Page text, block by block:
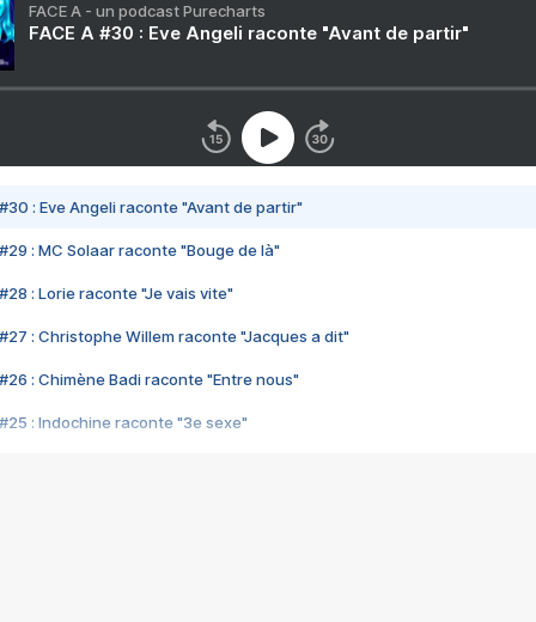
FACE A - un podcast Purecharts
FACE A #30 : Eve Angeli raconte "Avant de partir"
#30 : Eve Angeli raconte "Avant de partir"
#29 : MC Solaar raconte "Bouge de là"
#28 : Lorie raconte "Je vais vite"
#27 : Christophe Willem raconte "Jacques a dit"
#26 : Chimène Badi raconte "Entre nous"
#25 : Indochine raconte "3e sexe"